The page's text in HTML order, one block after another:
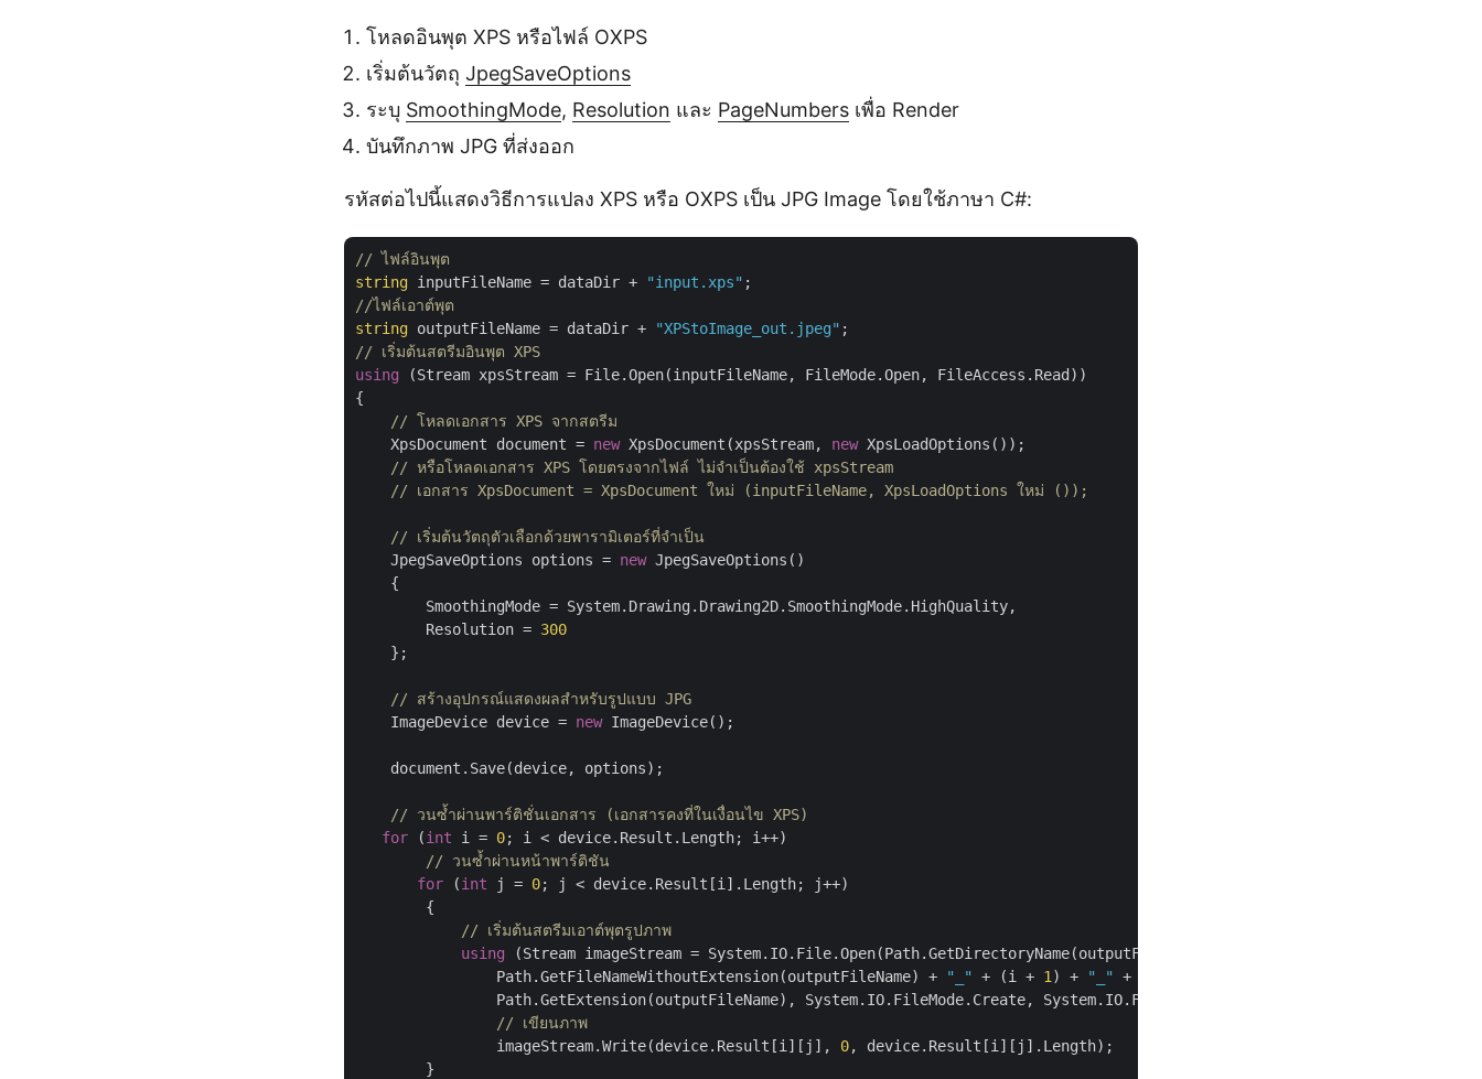
โหลดอินพุต XPS หรือไฟล์ OXPS
เริ่มต้นวัตถุ JpegSaveOptions
ระบุ SmoothingMode, Resolution และ PageNumbers เพื่อ Render
บันทึกภาพ JPG ที่ส่งออก
รหัสต่อไปนี้แสดงวิธีการแปลง XPS หรือ OXPS เป็น JPG Image โดยใช้ภาษา C#:
// ไฟล์อินพุต
string inputFileName = dataDir + "input.xps"
//ไฟล์เอาต์พุต
string outputFileName = dataDir + "XPStoImage_out.jpeg"
// เริ่มต้นสตรีมอินพุต XPS
using (Stream xpsStream = File.Open(inputFileName, FileMode.Open, FileAccess.Read))
{
// โหลดเอกสาร XPS จากสตรีม
    XpsDocument document =
new XpsDocument(xpsStream, new XpsLoadOptions());
// หรือโหลดเอกสาร XPS โดยตรงจากไฟล์ ไม่จำเป็นต้องใช้ xpsStream
// เอกสาร XpsDocument = XpsDocument ใหม่ (inputFileName, XpsLoadOptions ใหม่ ());
// เริ่มต้นวัตถุตัวเลือกด้วยพารามิเตอร์ที่จำเป็น
    JpegSaveOptions options =
new JpegSaveOptions()
    {
        SmoothingMode = System.Drawing.Drawing2D.SmoothingMode.HighQuality,
        Resolution =
300
    };
// สร้างอุปกรณ์แสดงผลสำหรับรูปแบบ JPG
    ImageDevice device =
new ImageDevice();
    document.Save(device, options);
// วนซ้ำผ่านพาร์ติชั่นเอกสาร (เอกสารคงที่ในเงื่อนไข XPS)
for (int i = 0; i < device.Result.Length; i++)
// วนซ้ำผ่านหน้าพาร์ติชัน
for (int j = 0; j < device.Result[i].Length; j++)
        {
// เริ่มต้นสตรีมเอาต์พุตรูปภาพ
using (Stream imageStream = System.IO.File.Open(Path.GetDirectoryName(outputFileName) +
                Path.GetFileNameWithoutExtension(outputFileName) +
"_" + (i + 1 ) + "_" + (j +
                Path.GetExtension(outputFileName), System.IO.FileMode.Create, System.IO.FileAccess.Write))
// เขียนภาพ
                imageStream.Write(device.Result[i][j],
0, device.Result[i][j].Length);
        }